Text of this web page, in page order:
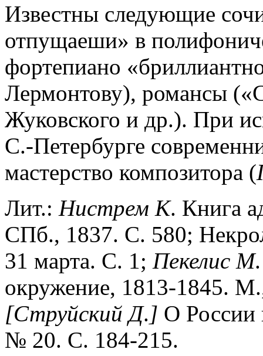
Известны следующие
отпущаеши» в
фортепиано
Лермонтову), романсы
Жуковского и др.). При
С.-Петербурге
мастерство композитора (
Лит.: Нистрем К. Книга
СПб., 1837. С. 580;
31 марта. С. 1; Пекелис М
окружение, 1813-1845.
[Струйский Д.] О России
№ 20. С. 184-215.